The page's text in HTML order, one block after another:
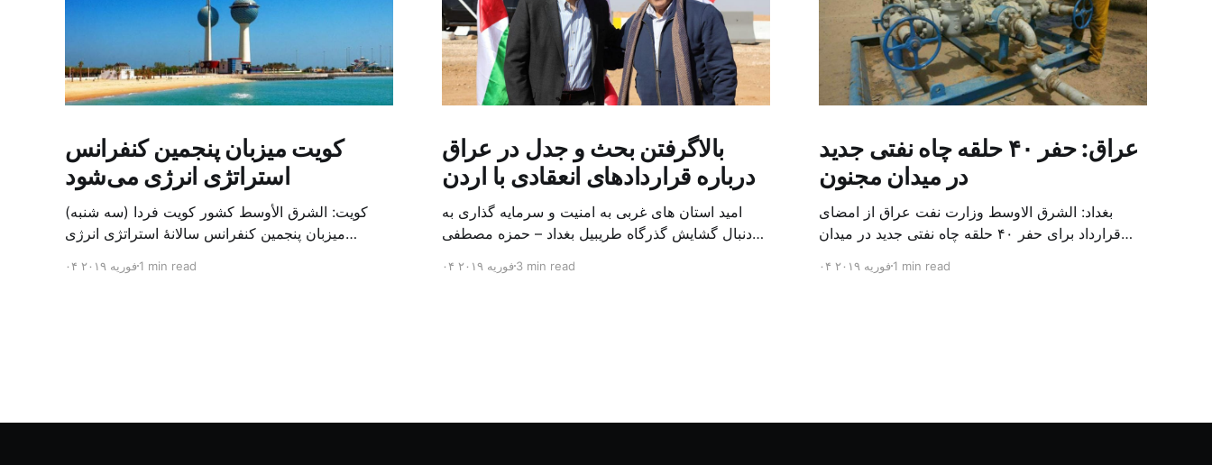
کویت میزبان پنجمین کنفرانس
استراتژی انرژی می‌شود
کویت: الشرق الأوسط کشور کویت فردا (سه شنبه)
میزبان پنجمین کنفرانس سالانهٔ استراتژی انرژی
الشرق الاوسط، حدود ۳۰۰ متخصص از شرکت‌های
۰۴ فوریه ۲۰۱۹1 min read
بالاگرفتن بحث و جدل در عراق
درباره قراردادهای انعقادی با اردن
امید استان های غربی به امنیت و سرمایه گذاری به
دنبال گشایش گذرگاه طریبیل بغداد – حمزه مصطفی
طریبیل توسط عادل عبد المهدی نخست وزیر عراق و
۰۴ فوریه ۲۰۱۹3 min read
عراق: حفر ۴۰ حلقه چاه نفتی جدید
در میدان مجنون
بغداد: الشرق الاوسط وزارت نفت عراق از امضای
قرارداد برای حفر ۴۰ حلقه چاه نفتی جدید در میدان
محمد خضیر مدعامل شرکت حفاری عراق روز یکشنبه
۰۴ فوریه ۲۰۱۹1 min read